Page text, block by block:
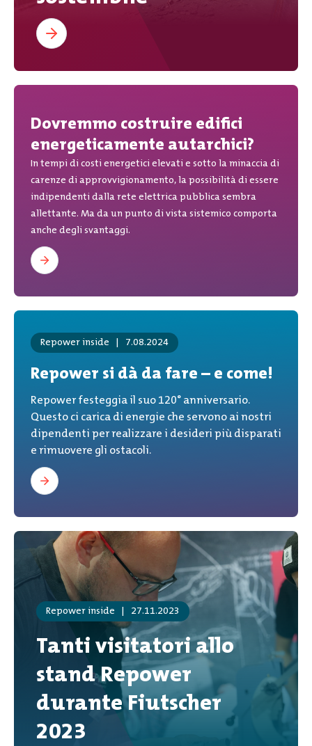
Dovremmo costruire edifici
energeticamente autarchici?
In tempi di costi energetici elevati e sotto la minaccia di
carenze di approvvigionamento, la possibilità di essere
indipendenti dalla rete elettrica pubblica sembra
allettante. Ma da un punto di vista sistemico comporta
anche degli svantaggi.
Repower inside | 7.08.2024
Repower si dà da fare – e come!
Repower festeggia il suo 120° anniversario.
Questo ci carica di energie che servono ai nostri
dipendenti per realizzare i desideri più disparati
e rimuovere gli ostacoli.
Repower inside | 27.11.2023
Tanti visitatori allo
stand Repower
durante Fiutscher
2023